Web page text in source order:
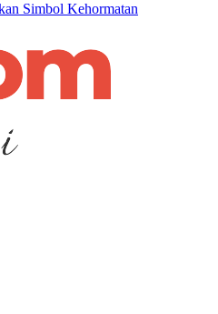
Simbol Kehormatan